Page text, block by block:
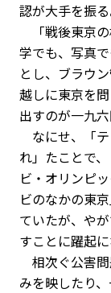
認が大手を振る
「戦後東京
学でも、写真
とし、ブラウ
越しに東京を
出すのが一九
なにせ、「
れ」たことで
ビ・オリンピ
ビのなかの東
ていたが、や
すことに躍起に
相次ぐ公害問
みを映したり